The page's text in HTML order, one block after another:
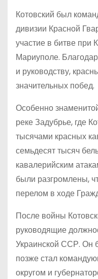
Котовский был
дивизии Красной
участие в битве при
Мариуполе.
и руководству,
значительных побед.
Особенно
реке Задубрье, где
тысячами красных
семьдесят тысяч
кавалерийским
были разгромлены,
перелом в ходе
После войны
руководящие
Украинской ССР. Он
позже стал
округом и